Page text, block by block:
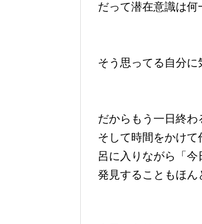
だって潜在意識は何
そう思ってる自分に
だからもう一日終わ
そして時間をかけ
呂に入りながら「
発見することもほん